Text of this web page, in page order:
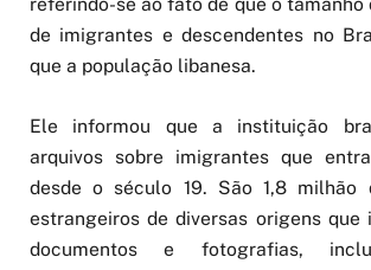
referindo-se ao fato de que o tamanho
de imigrantes e descendentes no
que a população libanesa.
Ele informou que a instituição
arquivos sobre imigrantes que
desde o século 19. São 1,8 milhão
estrangeiros de diversas origens que
documentos e fotografias,